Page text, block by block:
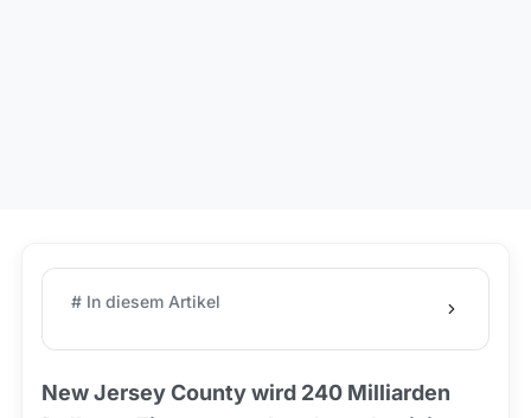
# In diesem Artikel
New Jersey County wird 240 Milliarden